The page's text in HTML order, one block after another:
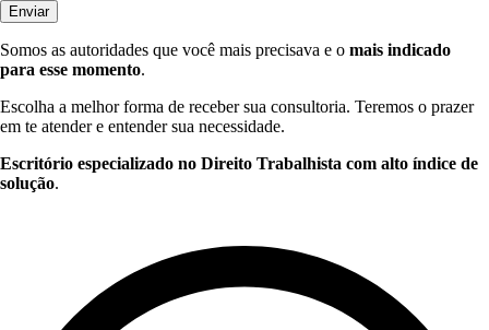
Enviar
Somos as autoridades que você mais precisava e o mais indicado
para esse momento.
Escolha a melhor forma de receber sua consultoria. Teremos o prazer
em te atender e entender sua necessidade.
Escritório especializado no Direito Trabalhista com alto índice de
solução.